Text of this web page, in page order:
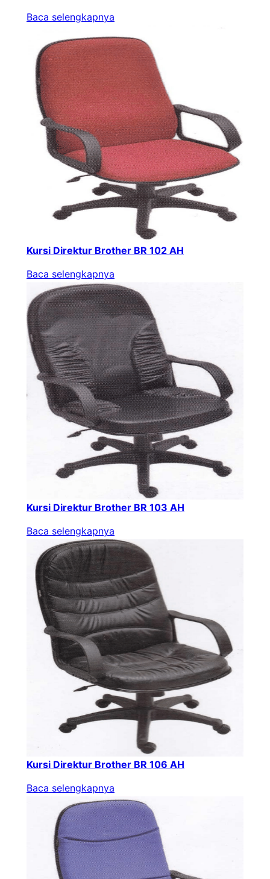
Baca selengkapnya
Kursi Direktur Brother BR 102 AH
Baca selengkapnya
Kursi Direktur Brother BR 103 AH
Baca selengkapnya
Kursi Direktur Brother BR 106 AH
Baca selengkapnya